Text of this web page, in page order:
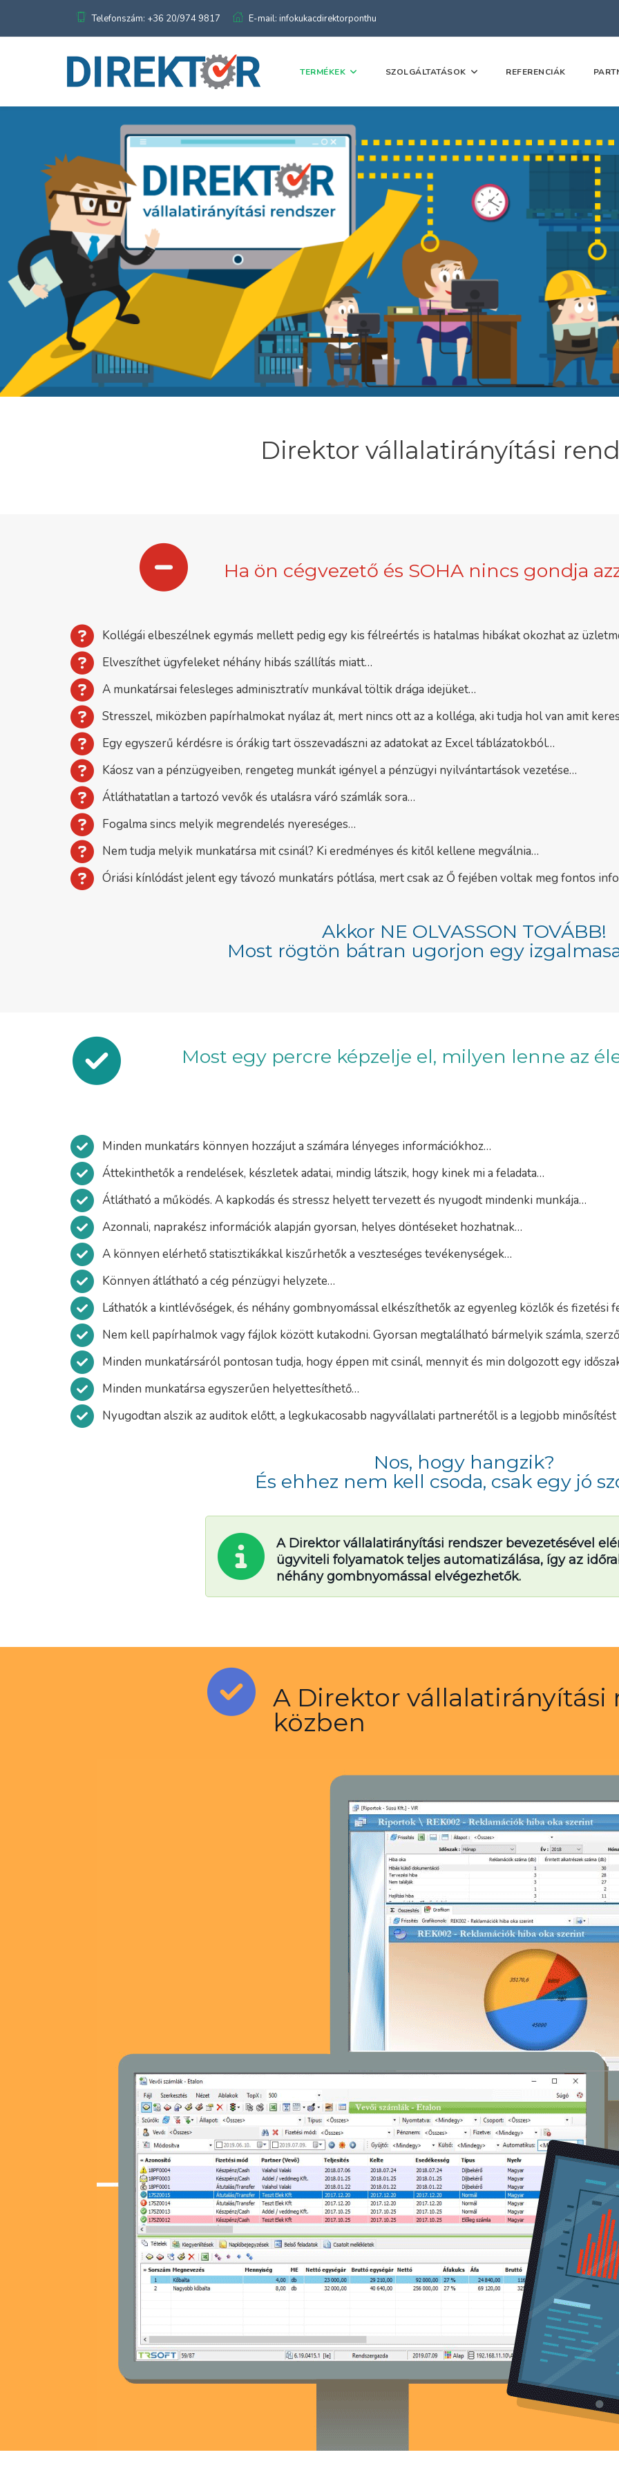
Telefonszám: +36 20/974 9817 E-mail: infokukacdirektorponthu
TERMÉKEK SZOLGÁLTATÁSOK REFERENCIÁK
Direktor vállalatirányítási
Ha ön cégvezető és SOHA nincs gondja
Kollégái elbeszélnek egymás mellett pedig egy kis félreértés is hatalmas hibákat okozhat az
Elveszíthet ügyfeleket néhány hibás szállítás miatt…
A munkatársai felesleges adminisztratív munkával töltik drága idejüket…
Stresszel, miközben papírhalmokat nyálaz át, mert nincs ott az a kolléga, aki tudja hol van amit
Egy egyszerű kérdésre is órákig tart összevadászni az adatokat az Excel táblázatokból…
Káosz van a pénzügyeiben, rengeteg munkát igényel a pénzügyi nyilvántartások vezetése…
Átláthatatlan a tartozó vevők és utalásra váró számlák sora…
Fogalma sincs melyik megrendelés nyereséges…
Nem tudja melyik munkatársa mit csinál? Ki eredményes és kitől kellene megválnia…
Óriási kínlódást jelent egy távozó munkatárs pótlása, mert csak az Ő fejében voltak meg fontos
Akkor NE OLVASSON TOVÁBB!
Most rögtön bátran ugorjon egy
Most egy percre képzelje el, milyen lenne az
Minden munkatárs könnyen hozzájut a számára lényeges információkhoz…
Áttekinthetők a rendelések, készletek adatai, mindig látszik, hogy kinek mi a feladata…
Átlátható a működés. A kapkodás és stressz helyett tervezett és nyugodt mindenki munkája…
Azonnali, naprakész információk alapján gyorsan, helyes döntéseket hozhatnak…
A könnyen elérhető statisztikákkal kiszűrhetők a veszteséges tevékenységek…
Könnyen átlátható a cég pénzügyi helyzete…
Láthatók a kintlévőségek, és néhány gombnyomással elkészíthetők az egyenleg közlők és fizetési
Nem kell papírhalmok vagy fájlok között kutakodni. Gyorsan megtalálható bármelyik számla,
Minden munkatársáról pontosan tudja, hogy éppen mit csinál, mennyit és min dolgozott egy
Minden munkatársa egyszerűen helyettesíthető…
Nyugodtan alszik az auditok előtt, a legkukacosabb nagyvállalati partnerétől is a legjobb minősítést
Nos, hogy hangzik?
És ehhez nem kell csoda, csak egy jó
A Direktor vállalatirányítási rendszer bevezetésével
ügyviteli folyamatok teljes automatizálása, így az
néhány gombnyomással elvégezhetők.
A Direktor vállalatirányítási
közben